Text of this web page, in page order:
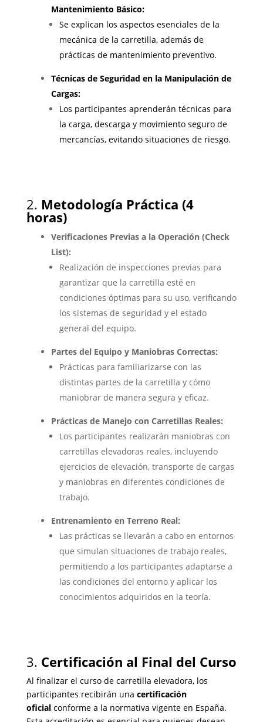
Mantenimiento Básico:
Se explican los aspectos esenciales de la
mecánica de la carretilla, además de
prácticas de mantenimiento preventivo.
Técnicas de Seguridad en la Manipulación de
Cargas:
Los participantes aprenderán técnicas para
la carga, descarga y movimiento seguro de
mercancías, evitando situaciones de riesgo.
2. Metodología Práctica (4
horas)
Verificaciones Previas a la Operación (Check
List):
Realización de inspecciones previas para
garantizar que la carretilla esté en
condiciones óptimas para su uso, verificando
los sistemas de seguridad y el estado
general del equipo.
Partes del Equipo y Maniobras Correctas:
Prácticas para familiarizarse con las
distintas partes de la carretilla y cómo
maniobrar de manera segura y eficaz.
Prácticas de Manejo con Carretillas Reales:
Los participantes realizarán maniobras con
carretillas elevadoras reales, incluyendo
ejercicios de elevación, transporte de cargas
y maniobras en diferentes condiciones de
trabajo.
Entrenamiento en Terreno Real:
Las prácticas se llevarán a cabo en entornos
que simulan situaciones de trabajo reales,
permitiendo a los participantes adaptarse a
las condiciones del entorno y aplicar los
conocimientos adquiridos en la teoría.
3. Certificación al Final del Curso
Al finalizar el curso de carretilla elevadora, los
participantes recibirán una certificación
oficialconforme a la normativa vigente en España.